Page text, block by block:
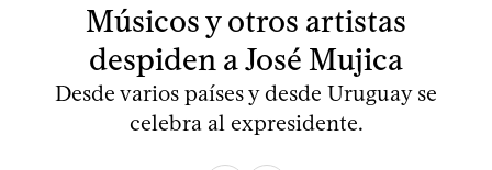
Músicos y otros artistas
despiden a José Mujica
Desde varios países y desde Uruguay se
celebra al expresidente.